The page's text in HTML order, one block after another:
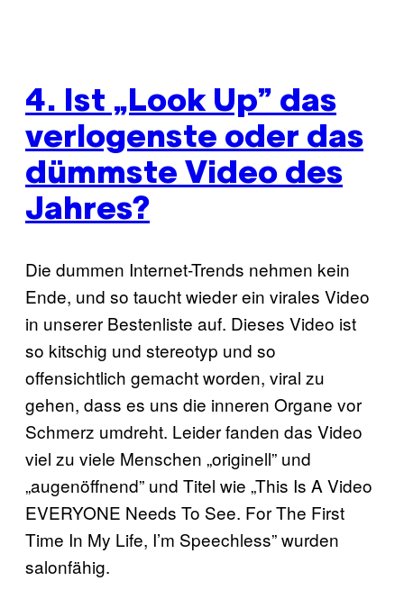
4. Ist „Look Up” das
verlogenste oder das
dümmste Video des
Jahres?
Die dummen Internet-Trends nehmen kein
Ende, und so taucht wieder ein virales Video
in unserer Bestenliste auf. Dieses Video ist
so kitschig und stereotyp und so
offensichtlich gemacht worden, viral zu
gehen, dass es uns die inneren Organe vor
Schmerz umdreht. Leider fanden das Video
viel zu viele Menschen „originell” und
„augenöffnend” und Titel wie „This Is A Video
EVERYONE Needs To See. For The First
Time In My Life, I’m Speechless” wurden
salonfähig.